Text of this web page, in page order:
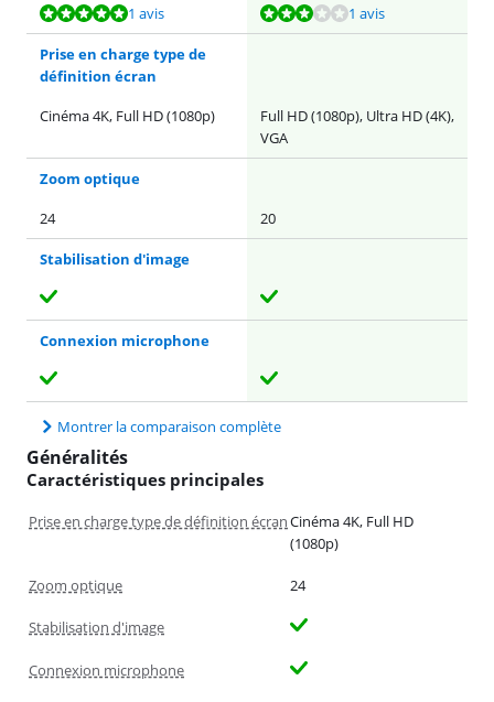
La note est de 10 sur 10, basée sur 1 avis.
1 avis
La note est de 6,0 sur 10, basée sur 1 avis. 1 avis
Prise en charge type de
définition écran
Cinéma 4K, Full HD (1080p)
Full HD (1080p), Ultra HD (4K),
VGA
Zoom optique
24
20
Stabilisation d'image
Connexion microphone
Montrer la comparaison complète
Généralités
Caractéristiques principales
Prise en charge type de définition écranCinéma 4K, Full HD
(1080p)
Zoom optique 24
Stabilisation d'image
Connexion microphone